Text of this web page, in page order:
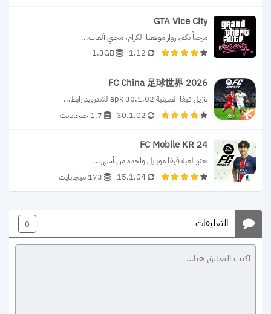
GTA Vice City
مرحباً بكم، زوار موقعنا الكرام، محبي ألعاب...
1.12
1.3GB
FC China 足球世界 2026
تنزيل فيفا الصينية 30.1.02 apk للاندرويد رابط...
30.1.02
1.7 جيجابايت
FC Mobile KR 24
تعتبر لعبة فيفا موبايل واحدة من أشهر...
15.1.04
173 ميجابايت
التعليقات 0